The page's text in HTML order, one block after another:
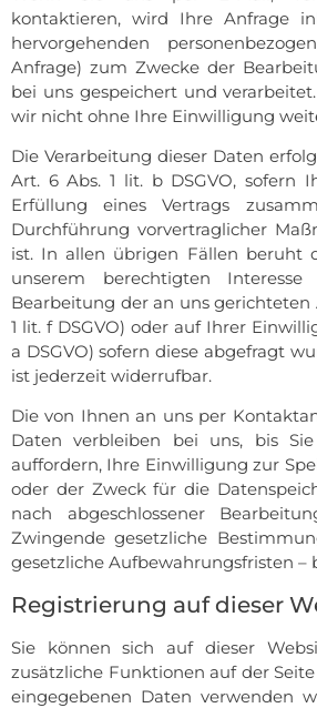
kontaktieren, wird Ihre Anfrage
hervorgehenden
Anfrage) zum Zwecke der
bei uns gespeichert und
wir nicht ohne Ihre Einwilligung
Die Verarbeitung dieser Daten
Art. 6 Abs. 1 lit. b DSGVO, sofern
Erfüllung eines Vertrags
Durchführung vorvertraglicher
ist. In allen übrigen Fällen beruht
unserem berechtigten
Bearbeitung der an uns gerichteten
1 lit. f DSGVO) oder auf Ihrer
a DSGVO) sofern diese abgefragt
ist jederzeit widerrufbar.
Die von Ihnen an uns per
Daten verbleiben bei uns, bis
auffordern, Ihre Einwilligung zur
oder der Zweck für die
nach abgeschlossener
Zwingende gesetzliche
gesetzliche Aufbewahrungsfristen –
Registrierung auf dieser
Sie können sich auf dieser
zusätzliche Funktionen auf der
eingegebenen Daten verwenden